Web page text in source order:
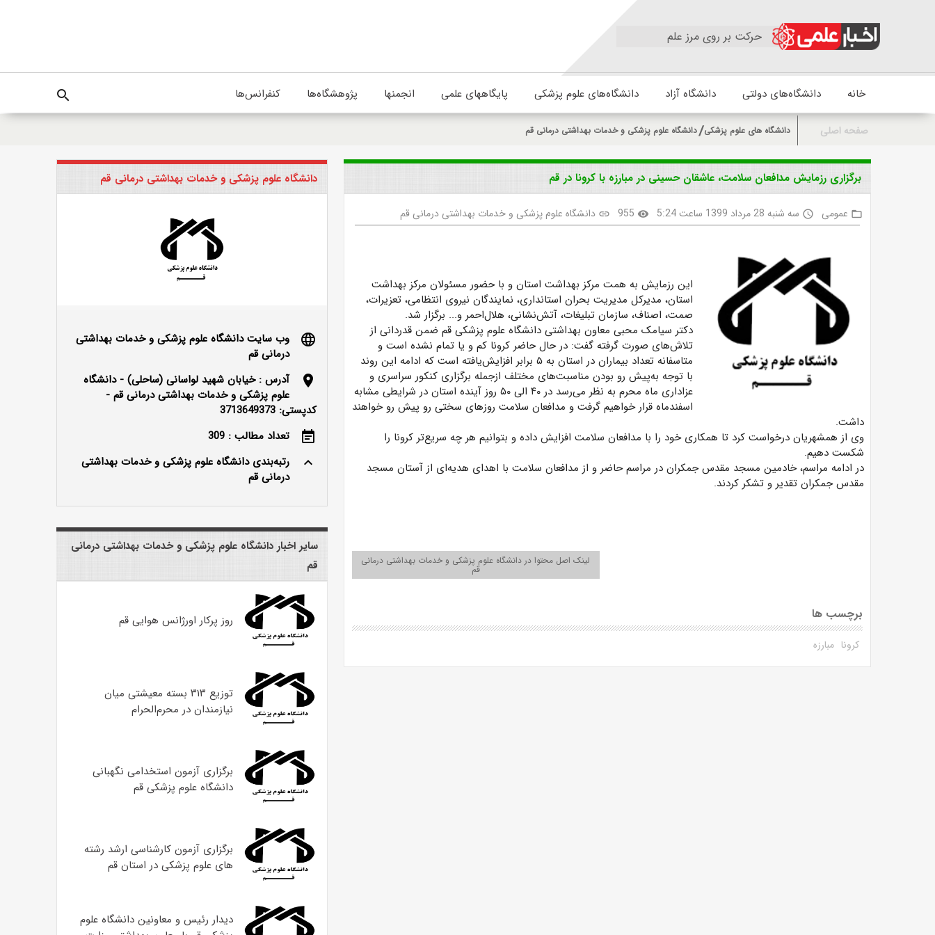
حرکت بر روی مرز علم
خانه دانشگاه‌های دولتی دانشگاه آزاد دانشگاه‌های علوم پزشکی پایگاههای علمی انجمنها پژوهشگاه‌ها کنفرانس‌ها search
صفحه اصلی دانشگاه های علوم پزشکی دانشگاه علوم پزشکی و خدمات بهداشتی درمانی قم
برگزاری رزمایش مدافعان سلامت، عاشقان حسینی در مبارزه با کرونا در قم
folder_open عمومی access_time سه شنبه 28 مرداد 1399 ساعت 5:24 visibility
955
link دانشگاه علوم پزشکی و خدمات بهداشتی درمانی قم
این رزمایش به همت مرکز بهداشت استان و با حضور مسئولان مرکز بهداشت
استان، مدیرکل مدیریت بحران استانداری، نمایندگان نیروی انتظامی، تعزیرات،
صمت، اصناف، سازمان تبلیغات، آتش‌نشانی، هلال‌احمر و... برگزار شد.
دکتر سیامک محبی معاون بهداشتی دانشگاه علوم پزشکی قم ضمن قدردانی از
تلاش‌های صورت گرفته گفت: در حال حاضر کرونا کم و یا تمام نشده است و
متاسفانه تعداد بیماران در استان به ۵ برابر افزایش‌یافته است که ادامه این روند
با توجه به‌پیش رو بودن مناسبت‌های مختلف ازجمله برگزاری کنکور سراسری و
عزاداری ماه محرم به نظر می‌رسد در ۴۰ الی ۵۰ روز آینده استان در شرایطی مشابه
اسفندماه قرار خواهیم گرفت و مدافعان سلامت روزهای سختی رو پیش رو خواهند
داشت.
وی از همشهریان درخواست کرد تا همکاری خود را با مدافعان سلامت افزایش داده و بتوانیم هر چه سریع‌تر کرونا را
شکست دهیم.
در ادامه مراسم، خادمین مسجد مقدس جمکران در مراسم حاضر و از مدافعان سلامت با اهدای هدیه‌ای از آستان مسجد
مقدس جمکران تقدیر و تشکر کردند.
لینک اصل محتوا در دانشگاه علوم پزشکی و خدمات بهداشتی درمانی
قم
برچسب ها
کرونا مبارزه
دانشگاه علوم پزشکی و خدمات بهداشتی درمانی قم
language
وب سایت دانشگاه علوم پزشکی و خدمات بهداشتی
درمانی قم
location_on
آدرس : خیابان شهید لواسانی (ساحلی) - دانشگاه
علوم پزشکی و خدمات بهداشتی درمانی قم -
کدپستی: 3713649373
event_note
تعداد مطالب : 309
keyboard_arrow_up
رتبه‌بندی دانشگاه علوم پزشکی و خدمات بهداشتی
درمانی قم
سایر اخبار دانشگاه علوم پزشکی و خدمات بهداشتی درمانی
قم
روز پرکار اورژانس هوایی قم
توزیع ۳۱۳ بسته معیشتی میان
نیازمندان در محرم‌الحرام
برگزاری آزمون استخدامی نگهبانی
دانشگاه علوم پزشکی قم
برگزاری آزمون کارشناسی ارشد رشته
های علوم پزشکی در استان قم
دیدار رئیس و معاونین دانشگاه علوم